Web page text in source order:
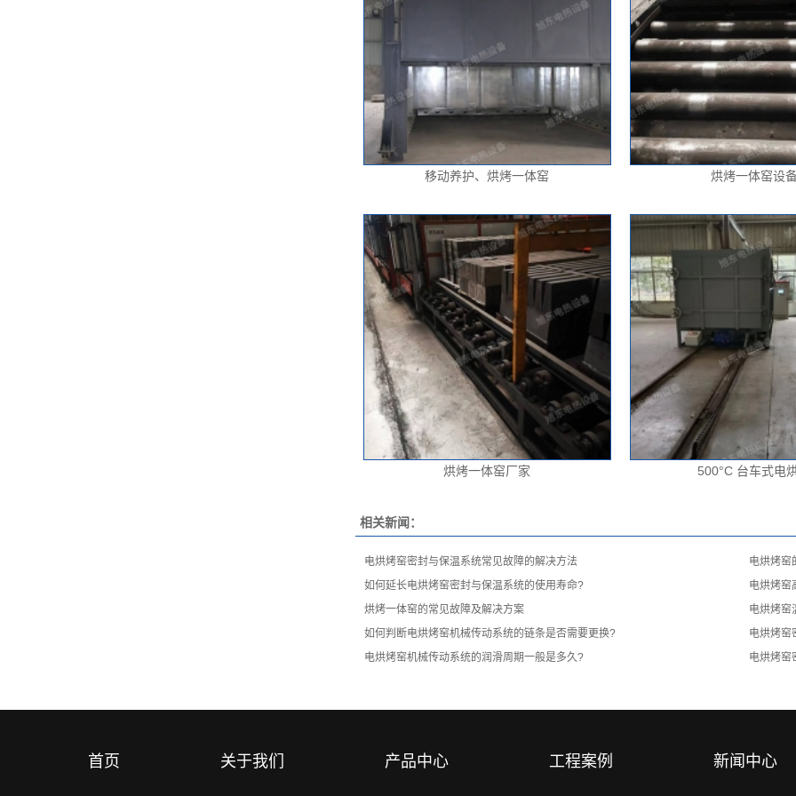
移动养护、烘烤一体窑 烘烤一体窑设
烘烤一体窑厂家 500°C 台车式电
相关新闻：
电烘烤窑密封与保温系统常见故障的解决方法
电烘烤窑
如何延长电烘烤窑密封与保温系统的使用寿命?
电烘烤窑
烘烤一体窑的常见故障及解决方案
电烘烤窑
如何判断电烘烤窑机械传动系统的链条是否需要更换?
电烘烤窑
电烘烤窑机械传动系统的润滑周期一般是多久?
电烘烤窑
首页 关于我们 产品中心 工程案例 新闻中心